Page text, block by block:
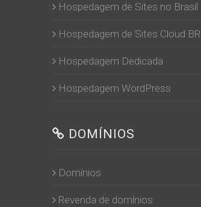
Hospedagem de Sites no Brasil
Hospedagem de Sites Cloud BR
Hospedagem Dedicada
Hospedagem WordPress
DOMÍNIOS
Domínios
Revenda de domínios